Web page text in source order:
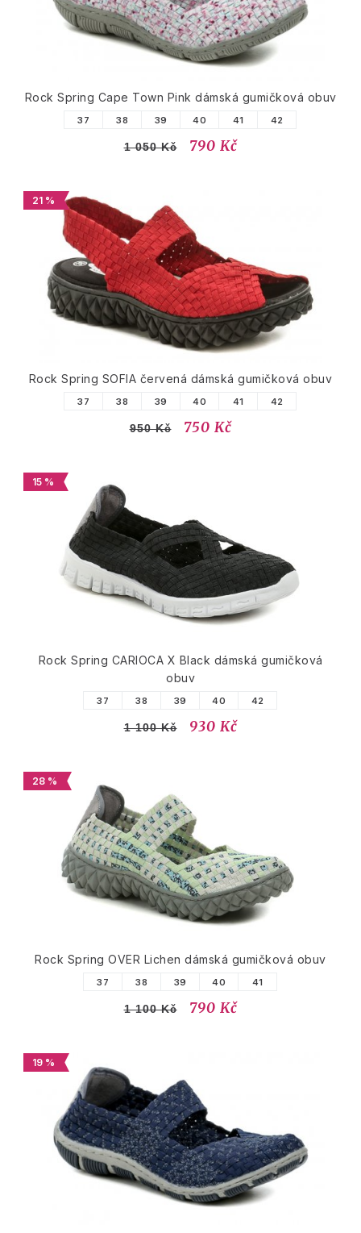
Rock Spring Cape Town Pink dámská gumičková obuv
37 38 39 40 41 42
1 050 Kč 790 Kč
21 %
Rock Spring SOFIA červená dámská gumičková obuv
37 38 39 40 41 42
950 Kč 750 Kč
15 %
Rock Spring CARIOCA X Black dámská gumičková
obuv
37 38 39 40 42
1 100 Kč 930 Kč
28 %
Rock Spring OVER Lichen dámská gumičková obuv
37 38 39 40 41
1 100 Kč 790 Kč
19 %